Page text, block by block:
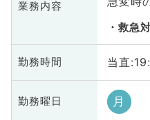
業務内容
救急
勤務時間 当直
勤務曜日 月